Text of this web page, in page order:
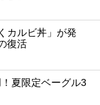
カルビ丼」が発
復活
夏限定ベーグル3